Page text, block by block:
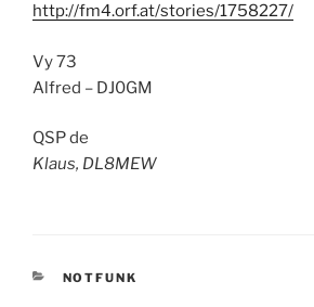
http://fm4.orf.at/stories/1758227/
Vy 73
Alfred – DJ0GM
QSP de
Klaus, DL8MEW
KATEGORIEN
NOTFUNK